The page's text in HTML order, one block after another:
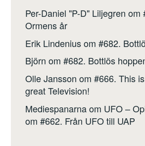
Per-Daniel "P-D" Liljegren om
Ormens år
Erik Lindeniusom#682.
Björn om#682. Bottlös
Olle Jansson om#666. This
great Television!
Mediespanarna om UFO –
om#662. Från UFO till UAP